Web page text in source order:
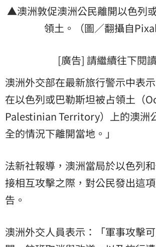
▲澳洲敦促澳洲公民離開以色列
領土。（圖／翻攝自
[廣告] 請繼續往下閱
澳洲外交部在最新旅行警示中表
在以色列或巴勒斯坦被占領土（
Palestinian Territory）上的澳洲
全的情況下離開當地。」
法新社報導，澳洲當局於以色列
接相互攻擊之際，對公民發出這
告。
澳洲外交人員表示：「軍事攻擊